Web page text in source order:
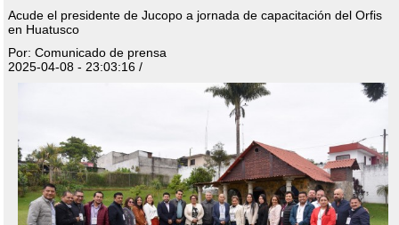
Acude el presidente de Jucopo a jornada de capacitación del Orfis
en Huatusco
Por: Comunicado de prensa
2025-04-08 - 23:03:16 /